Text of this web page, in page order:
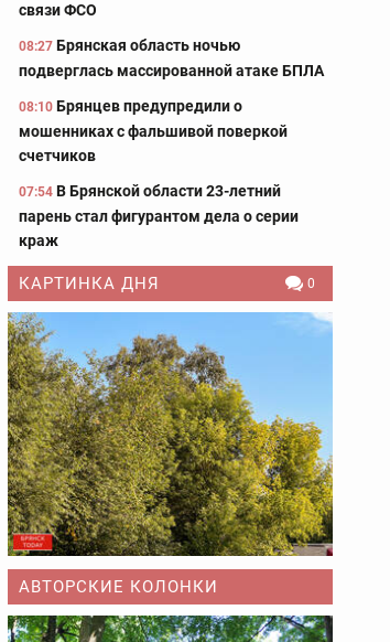
связи ФСО
08:27 Брянская область ночью
подверглась массированной атаке БПЛА
08:10 Брянцев предупредили о
мошенниках с фальшивой поверкой
счетчиков
07:54 В Брянской области 23-летний
парень стал фигурантом дела о серии
краж
КАРТИНКА ДНЯ 0
АВТОРСКИЕ КОЛОНКИ